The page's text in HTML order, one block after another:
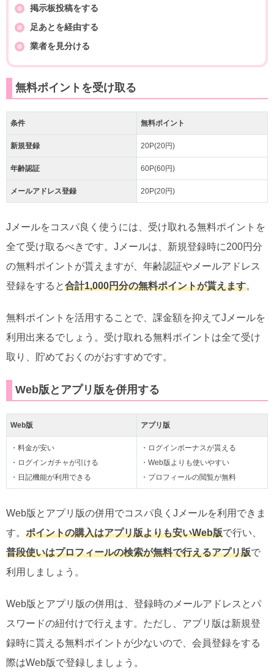
掲示板投稿をする
足あとを経由する
業者を見分ける
無料ポイントを受け取る
条件 無料ポイント
新規登録 20P(20円)
年齢認証 60P(60円)
メールアドレス登録 20P(20円)
Jメールをコスパ良く使うには、受け取れる無料ポイントを
全て受け取るべきです。Jメールは、新規登録時に200円分
の無料ポイントが貰えますが、年齢認証やメールアドレス
登録をすると合計1,000円分の無料ポイントが貰えます。
無料ポイントを活用することで、課金額を抑えてJメールを
利用出来るでしょう。受け取れる無料ポイントは全て受け
取り、貯めておくのがおすすめです。
Web版とアプリ版を併用する
Web版 アプリ版
・料金が安い
・ログインガチャが引ける
・日記機能が利用できる
・ログインボーナスが貰える
・Web版よりも使いやすい
・プロフィールの閲覧が無料
Web版とアプリ版の併用でコスパ良くJメールを利用できま
す。 ポイントの購入はアプリ版よりも安いWeb版で行い、
普段使いはプロフィールの検索が無料で行えるアプリ版で
利用しましょう。
Web版とアプリ版の併用は、登録時のメールアドレスとパ
スワードの紐付けで行えます。ただし、アプリ版は新規登
録時に貰える無料ポイントが少ないので、会員登録をする
際はWeb版で登録しましょう。